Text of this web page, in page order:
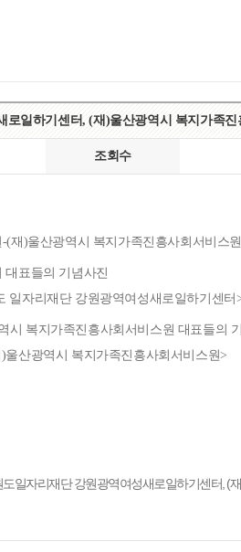
일하기센터, (재)울산광역시 복지가족
조회수
일자리재단 강원광역여성새로일하기센터
울산광역시 복지가족진흥사회서비스원>
일자리재단 강원광역여성새로일하기센터, (